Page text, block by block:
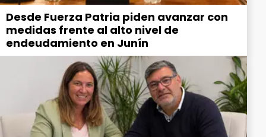
Desde Fuerza Patria piden avanzar con
medidas frente al alto nivel de
endeudamiento en Junín